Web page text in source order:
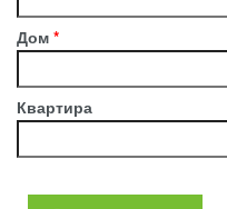
Дом *
Квартира